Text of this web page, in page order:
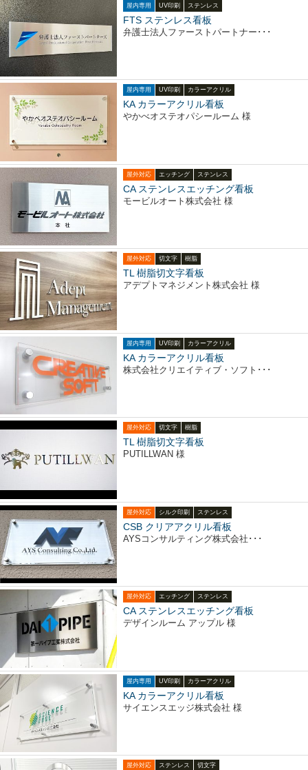
屋内専用 UV印刷 ステンレス
FTS ステンレス看板
弁護士法人ファーストパートナー･･･
屋内専用 UV印刷 カラーアクリル
KA カラーアクリル看板
やかべオステオパシールーム 様
屋外対応 エッチング ステンレス
CA ステンレスエッチング看板
モービルオート株式会社 様
屋外対応 切文字 樹脂
TL 樹脂切文字看板
アデプトマネジメント株式会社 様
屋内専用 UV印刷 カラーアクリル
KA カラーアクリル看板
株式会社クリエイティブ・ソフト･･･
屋外対応 切文字 樹脂
TL 樹脂切文字看板
PUTILLWAN 様
屋外対応 シルク印刷 ステンレス
CSB クリアアクリル看板
AYSコンサルティング株式会社･･･
屋外対応 エッチング ステンレス
CA ステンレスエッチング看板
デザインルーム アップル 様
屋内専用 UV印刷 カラーアクリル
KA カラーアクリル看板
サイエンスエッジ株式会社 様
屋外対応 ステンレス 切文字